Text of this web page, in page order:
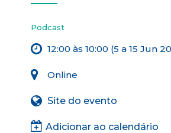
Podcast
12:00 às 10:00 (5 a 15 Jun
Online
Site do evento
Adicionar ao calendário